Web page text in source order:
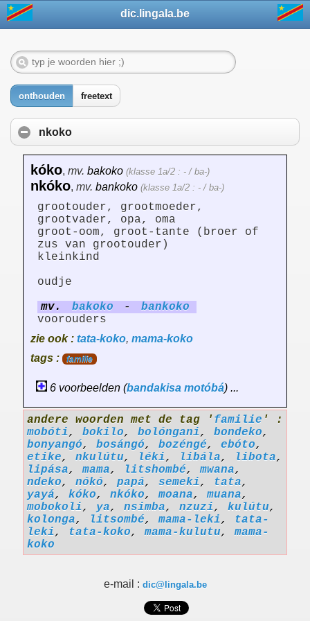
dic.lingala.be
onthouden freetext
nkoko
kóko, mv. bakoko (klasse 1a/2 : - / ba-)
nkóko, mv. bankoko (klasse 1a/2 : - / ba-)
grootouder, grootmoeder,
grootvader, opa, oma
groot-oom, groot-tante (broer of
zus van grootouder)
kleinkind
oudje
mv.
bakoko -
bankoko
voorouders
zie ook : tata-koko, mama-koko
tags :
familie
6 voorbeelden (bandakisa motóbá) ...
andere woorden met de tag ' familie ' :
mobóti, bokilo, bolóngani, bondeko,
bonyangó, bosángó, bozéngé, ebóto,
etike, nkulútu, léki, libála, libota,
lipása,mama, litshombé,mwana,
ndeko, nókó, papá, semeki, tata,
yayá, kóko, nkóko,moana,muana,
mobokoli, ya, nsimba, nzuzi, kulútu,
kolonga, litsombé,mama-leki,
tata-
leki, tata-koko,mama-kulutu,mama-
koko
e-mail : dic@lingala.be